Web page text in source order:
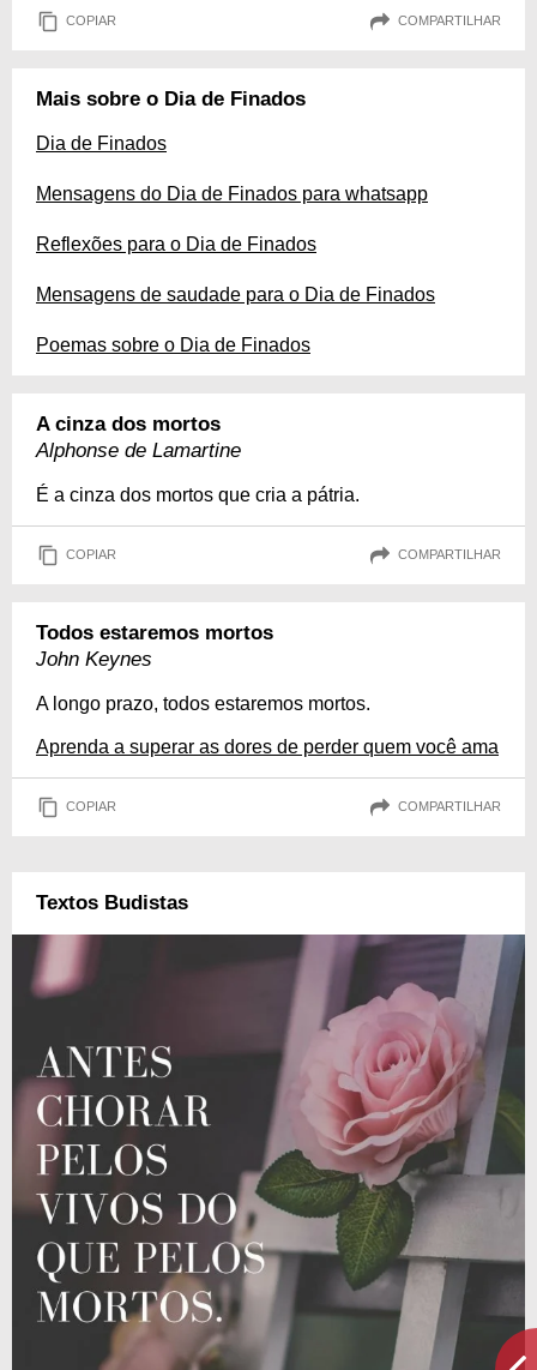
COPIAR COMPARTILHAR
Mais sobre o Dia de Finados
Dia de Finados
Mensagens do Dia de Finados para whatsapp
Reflexões para o Dia de Finados
Mensagens de saudade para o Dia de Finados
Poemas sobre o Dia de Finados
A cinza dos mortos
Alphonse de Lamartine
É a cinza dos mortos que cria a pátria.
COPIAR COMPARTILHAR
Todos estaremos mortos
John Keynes
A longo prazo, todos estaremos mortos.
Aprenda a superar as dores de perder quem você ama
COPIAR COMPARTILHAR
Textos Budistas